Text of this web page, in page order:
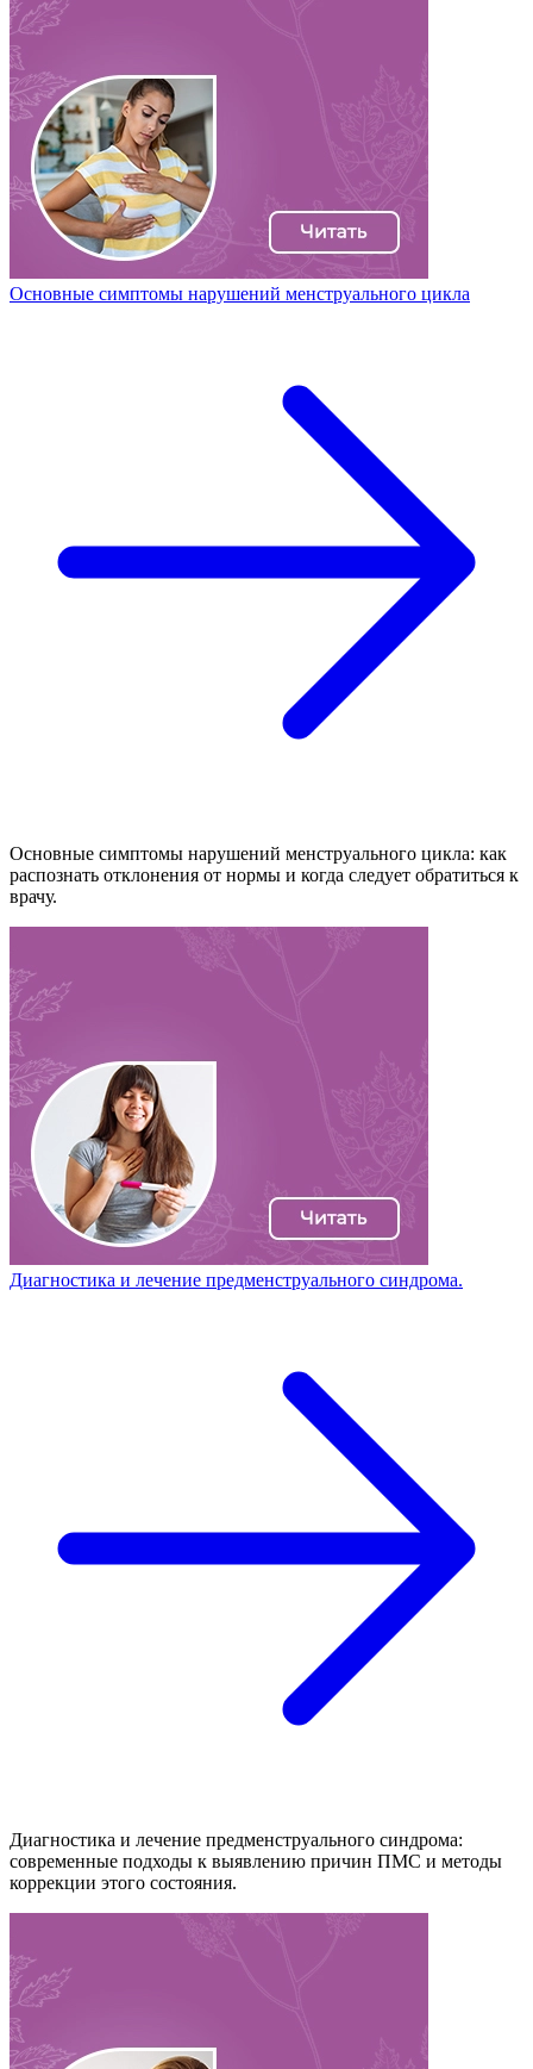
Основные симптомы нарушений менструального цикла
Основные симптомы нарушений менструального цикла: как
распознать отклонения от нормы и когда следует обратиться к
врачу.
Диагностика и лечение предменструального синдрома.
Диагностика и лечение предменструального синдрома:
современные подходы к выявлению причин ПМС и методы
коррекции этого состояния.